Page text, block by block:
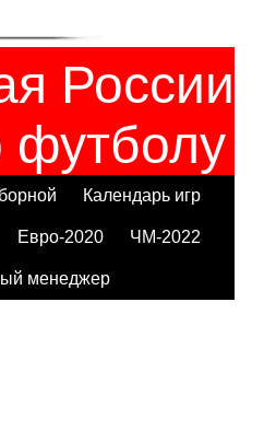
России
футболу
Календарь игр
Евро-2020 ЧМ-2022
менеджер